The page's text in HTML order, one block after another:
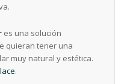
es una solución
quieran tener una
muy natural y estética.
.